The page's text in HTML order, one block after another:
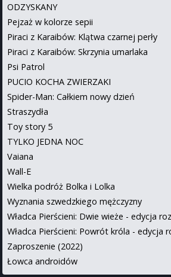
ODZYSKANY
Pejzaż w kolorze sepii
Piraci z Karaibów: Klątwa czarnej perły
Piraci z Karaibów: Skrzynia umarlaka
Psi Patrol
PUCIO KOCHA ZWIERZAKI
Spider-Man: Całkiem nowy dzień
Straszydła
Toy story 5
TYLKO JEDNA NOC
Vaiana
Wall-E
Wielka podróż Bolka i Lolka
Wyznania szwedzkiego mężczyzny
Władca Pierścieni: Dwie wieże - edycja
Władca Pierścieni: Powrót króla - edycja
Zaproszenie (2022)
Łowca androidów